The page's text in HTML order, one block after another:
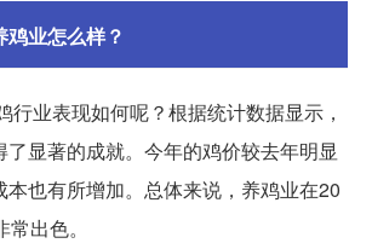
鸡业怎么样？
行业表现如何呢？根据统计数据显示，
了显著的成就。今年的鸡价较去年明显
也有所增加。总体来说，养鸡业在20
出色。